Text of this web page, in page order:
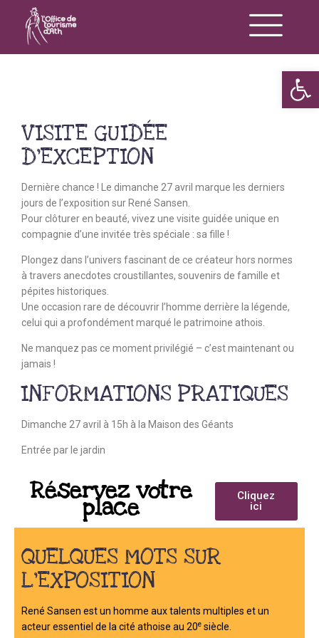
VISITE GUIDÉE
D’EXCEPTION
Dernière chance ! Le dimanche 27 avril marque les derniers
jours de l’exposition sur René Sansen.
Pour clôturer en beauté, vivez une visite guidée unique en
compagnie d’une invitée très spéciale : sa fille !
Plongez dans l’univers fascinant de ce créateur hors normes
à travers anecdotes croustillantes, souvenirs de famille et
pépites historiques.
Une occasion rare de découvrir l’homme derrière la légende,
celui qui a profondément marqué le patrimoine athois.
Ne manquez pas ce moment privilégié – c’est maintenant ou
jamais !
INFORMATIONS PRATIQUES
Dimanche 27 avril à 15h à la Maison des Géants
Entrée par le jardin
Réservez votre
place
Cliquez
ici
QUELQUES MOTS SUR
L’EXPOSITION
René Sansen est un homme aux talents multiples et un
acteur essentiel de la cité athoise au 20e siècle.